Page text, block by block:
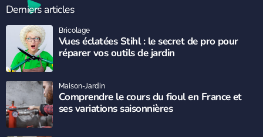
Derniers articles
Vues éclatées Stihl : le secret de pro pour
réparer vos outils de jardin
Bricolage
Comprendre le cours du fioul en France et
ses variations saisonnières
Maison-Jardin